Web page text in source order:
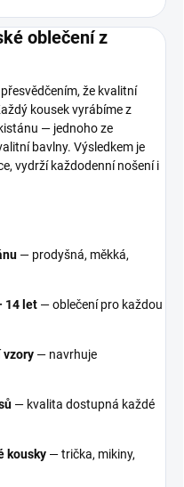
oblečení z
že kvalitní
kousek vyrábíme z
— jednoho ze
bavlny. Výsledkem je
vydrží každodenní nošení i
— prodyšná, měkká,
14 let — oblečení pro každou
vzory — navrhuje
— kvalita dostupná každé
kousky — trička, mikiny,